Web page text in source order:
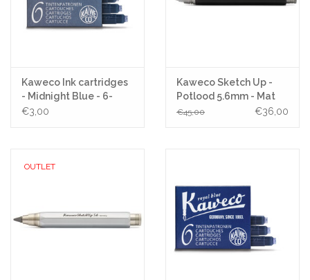
Kaweco Ink cartridges
- Midnight Blue - 6-
pack
€3,00
Kaweco Sketch Up -
Potlood 5.6mm - Mat
Black
€45,00 €36,00
OUTLET